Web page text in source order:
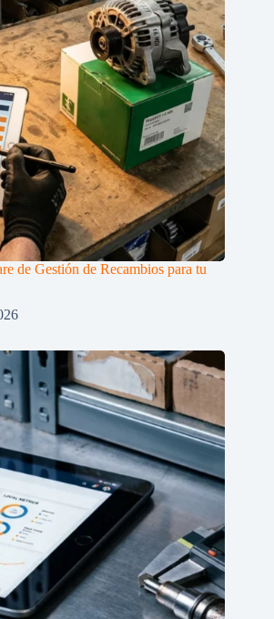
de Gestión de Recambios para tu